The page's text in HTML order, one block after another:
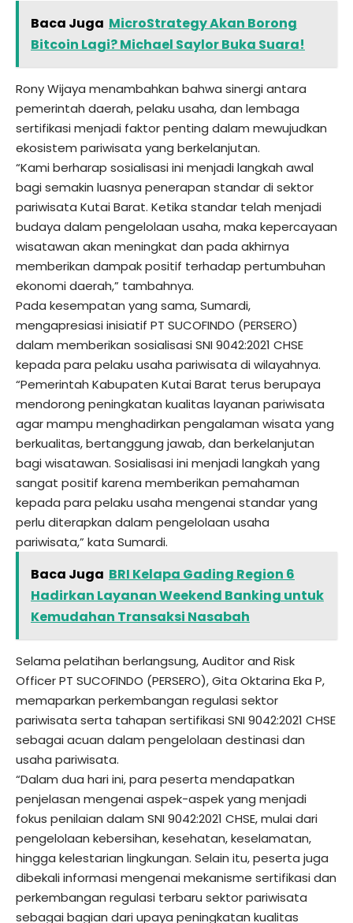
Baca Juga MicroStrategy Akan Borong
Bitcoin Lagi? Michael Saylor Buka Suara!
Rony Wijaya menambahkan bahwa sinergi antara
pemerintah daerah, pelaku usaha, dan lembaga
sertifikasi menjadi faktor penting dalam mewujudkan
ekosistem pariwisata yang berkelanjutan.
“Kami berharap sosialisasi ini menjadi langkah awal
bagi semakin luasnya penerapan standar di sektor
pariwisata Kutai Barat. Ketika standar telah menjadi
budaya dalam pengelolaan usaha, maka kepercayaan
wisatawan akan meningkat dan pada akhirnya
memberikan dampak positif terhadap pertumbuhan
ekonomi daerah,” tambahnya.
Pada kesempatan yang sama, Sumardi,
mengapresiasi inisiatif PT SUCOFINDO (PERSERO)
dalam memberikan sosialisasi SNI 9042:2021 CHSE
kepada para pelaku usaha pariwisata di wilayahnya.
“Pemerintah Kabupaten Kutai Barat terus berupaya
mendorong peningkatan kualitas layanan pariwisata
agar mampu menghadirkan pengalaman wisata yang
berkualitas, bertanggung jawab, dan berkelanjutan
bagi wisatawan. Sosialisasi ini menjadi langkah yang
sangat positif karena memberikan pemahaman
kepada para pelaku usaha mengenai standar yang
perlu diterapkan dalam pengelolaan usaha
pariwisata,” kata Sumardi.
Baca Juga BRI Kelapa Gading Region 6
Hadirkan Layanan Weekend Banking untuk
Kemudahan Transaksi Nasabah
Selama pelatihan berlangsung, Auditor and Risk
Officer PT SUCOFINDO (PERSERO), Gita Oktarina Eka P,
memaparkan perkembangan regulasi sektor
pariwisata serta tahapan sertifikasi SNI 9042:2021 CHSE
sebagai acuan dalam pengelolaan destinasi dan
usaha pariwisata.
“Dalam dua hari ini, para peserta mendapatkan
penjelasan mengenai aspek-aspek yang menjadi
fokus penilaian dalam SNI 9042:2021 CHSE, mulai dari
pengelolaan kebersihan, kesehatan, keselamatan,
hingga kelestarian lingkungan. Selain itu, peserta juga
dibekali informasi mengenai mekanisme sertifikasi dan
perkembangan regulasi terbaru sektor pariwisata
sebagai bagian dari upaya peningkatan kualitas